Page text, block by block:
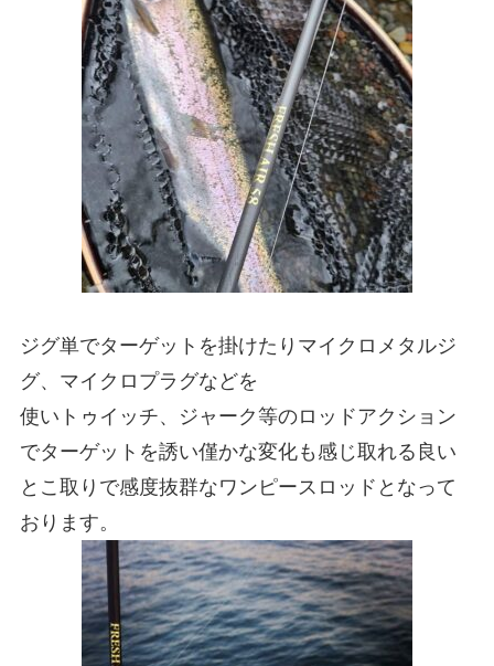
ジグ単でターゲットを掛けたりマイクロメタルジ
グ、マイクロプラグなどを
使いトゥイッチ、ジャーク等のロッドアクション
でターゲットを誘い僅かな変化も感じ取れる良い
とこ取りで感度抜群なワンピースロッドとなって
おります。